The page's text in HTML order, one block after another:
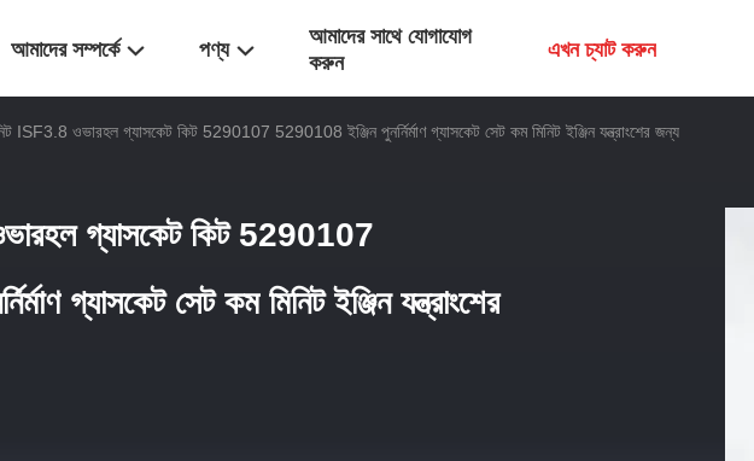
আমাদের সম্পর্কে পণ্য
আমাদের সাথে যোগাযোগ
করুন
এখন চ্যাট করুন
ISF3.8 ওভারহল গ্যাসকেট কিট 5290107 5290108 ইঞ্জিন পুনর্নির্মাণ গ্যাসকেট সেট কম মিনিট ইঞ্জিন যন্ত্রাংশের জন্য
গ্যাসকেট কিট 5290107
গ্যাসকেট সেট কম মিনিট ইঞ্জিন যন্ত্রাংশের